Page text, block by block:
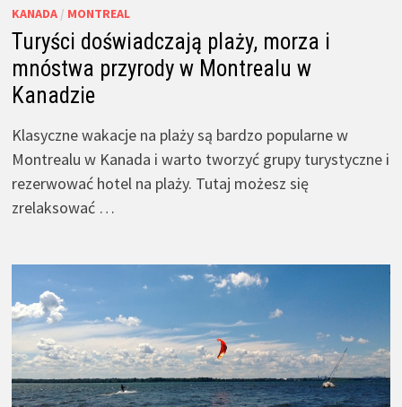
KANADA/ MONTREAL
Turyści doświadczają plaży, morza i
mnóstwa przyrody w Montrealu w
Kanadzie
Klasyczne wakacje na plaży są bardzo popularne w
Montrealu w Kanada i warto tworzyć grupy turystyczne i
rezerwować hotel na plaży. Tutaj możesz się
zrelaksować …